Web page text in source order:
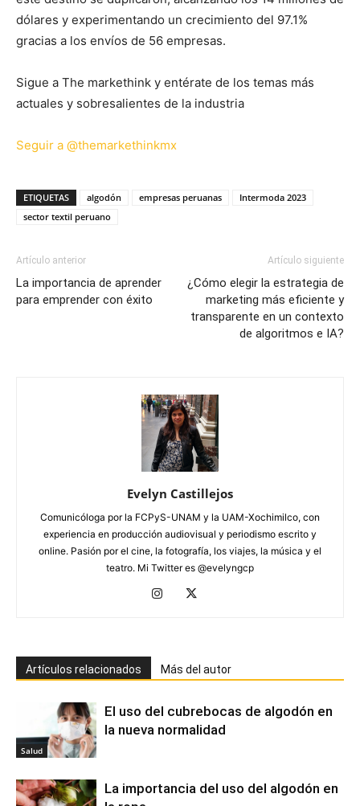
dólares y experimentando un crecimiento del 97.1%
gracias a los envíos de 56 empresas.
Sigue a The markethink y entérate de los temas más
actuales y sobresalientes de la industria
Seguir a @themarkethinkmx
ETIQUETAS algodón empresas peruanas
Intermoda 2023
sector textil peruano
Artículo anterior
La importancia de aprender
para emprender con éxito
Artículo siguiente
¿Cómo elegir la estrategia de
marketing más eficiente y
transparente en un contexto
de algoritmos e IA?
Evelyn Castillejos
Comunicóloga por la FCPyS-UNAM y la UAM-Xochimilco, con
experiencia en producción audiovisual y periodismo escrito y
online. Pasión por el cine, la fotografía, los viajes, la música y el
teatro. Mi Twitter es @evelyngcp
Artículos relacionados Más del autor
Salud
El uso del cubrebocas de algodón en
la nueva normalidad
La importancia del uso del algodón en